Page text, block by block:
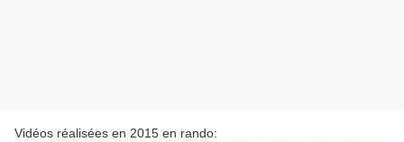
Vidéos réalisées en 2015 en rando: